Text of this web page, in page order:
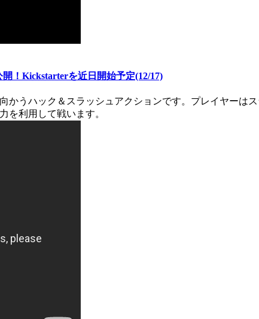
！Kickstarterを近日開始予定(12/17)
うハック＆スラッシュアクションです。プレイヤーは
を利用して戦います。